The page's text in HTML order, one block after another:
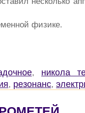
физике.
, никола
, резонанс,